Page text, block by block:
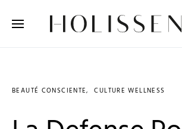
BEAUTÉ CONSCIENTE CULTURE WELLNESS